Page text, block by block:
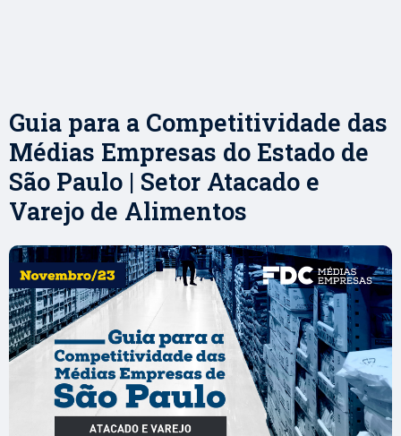
Guia para a Competitividade das
Médias Empresas do Estado de
São Paulo | Setor Atacado e
Varejo de Alimentos